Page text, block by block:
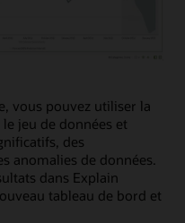
vous pouvez utiliser la
jeu de données et
des
anomalies de données.
dans Explain
tableau de bord et